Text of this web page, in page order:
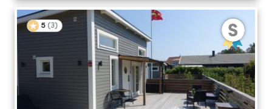
5 (3)